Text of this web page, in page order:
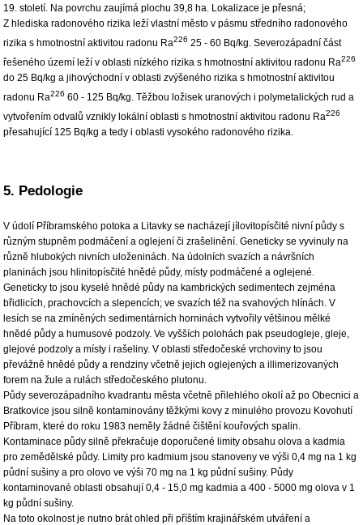
19. století. Na povrchu zaujímá plochu 39,8 ha. Lokalizace je přesná;
Z hlediska radonového rizika leží vlastní město v pásmu středního radonového
rizika s hmotnostní aktivitou radonu Ra226 25 - 60 Bq/kg. Severozápadní část
řešeného území leží v oblasti nízkého rizika s hmotnostní aktivitou radonu Ra226
do 25 Bq/kg a jihovýchodní v oblasti zvýšeného rizika s hmotnostní aktivitou
radonu Ra226 60 - 125 Bq/kg. Těžbou ložisek uranových i polymetalických rud a
vytvořením odvalů vznikly lokální oblasti s hmotnostní aktivitou radonu Ra226
přesahující 125 Bq/kg a tedy i oblasti vysokého radonového rizika.
5. Pedologie
V údolí Příbramského potoka a Litavky se nacházejí jílovitopísčité nivní půdy s
různým stupněm podmáčení a oglejení či zrašelinění. Geneticky se vyvinuly na
různě hlubokých nivních uloženinách. Na údolních svazích a návršních
planinách jsou hlinitopísčité hnědé půdy, místy podmáčené a oglejené.
Geneticky to jsou kyselé hnědé půdy na kambrických sedimentech zejména
břidlicích, prachovcích a slepencích; ve svazích též na svahových hlínách. V
lesích se na zmíněných sedimentárních horninách vytvořily většinou mělké
hnědé půdy a humusové podzoly. Ve vyšších polohách pak pseudogleje, gleje,
glejové podzoly a místy i rašeliny. V oblasti středočeské vrchoviny to jsou
převážně hnědé půdy a rendziny včetně jejich oglejených a illimerizovaných
forem na žule a rulách středočeského plutonu.
Půdy severozápadního kvadrantu města včetně přilehlého okolí až po Obecnici a
Bratkovice jsou silně kontaminovány těžkými kovy z minulého provozu Kovohutí
Příbram, které do roku 1983 neměly žádné čištění kouřových spalin.
Kontaminace půdy silně překračuje doporučené limity obsahu olova a kadmia
pro zemědělské půdy. Limity pro kadmium jsou stanoveny ve výši 0,4 mg na 1 kg
půdní sušiny a pro olovo ve výši 70 mg na 1 kg půdní sušiny. Půdy
kontaminované oblasti obsahují 0,4 - 15,0 mg kadmia a 400 - 5000 mg olova v 1
kg půdní sušiny.
Na toto okolnost je nutno brát ohled při příštím krajinářském utváření a